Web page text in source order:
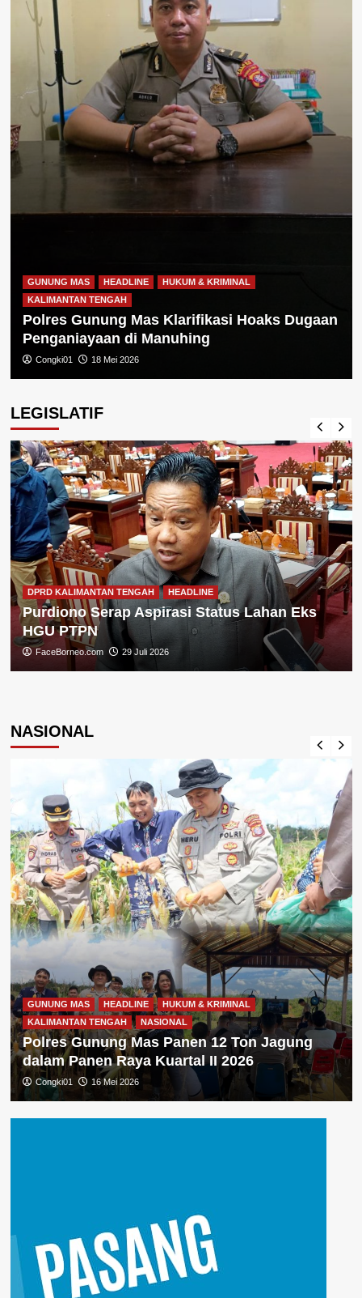
GUNUNG MAS HEADLINE
HUKUM & KRIMINAL
KALIMANTAN TENGAH
Polres Gunung Mas Klarifikasi Hoaks Dugaan
Penganiayaan di Manuhing
Congki01 18 Mei 2026
LEGISLATIF
DPRD KALIMANTAN TENGAH HEADLINE
Purdiono Serap Aspirasi Status Lahan Eks
HGU PTPN
FaceBorneo.com 29 Juli 2026
NASIONAL
GUNUNG MAS HEADLINE
HUKUM & KRIMINAL
KALIMANTAN TENGAH
NASIONAL
Polres Gunung Mas Panen 12 Ton Jagung
dalam Panen Raya Kuartal II 2026
Congki01 16 Mei 2026